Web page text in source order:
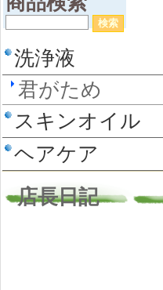
洗浄液
君がため
スキンオイル
ヘアケア
店長日記